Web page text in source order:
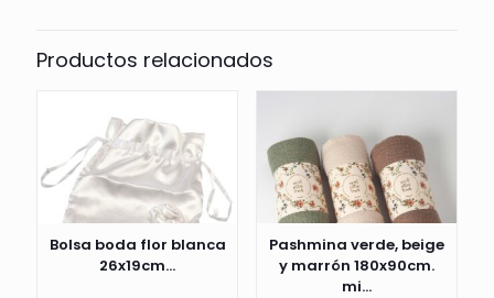
Productos relacionados
Bolsa boda flor blanca
26x19cm...
Pashmina verde, beige
y marrón 180x90cm.
mi...